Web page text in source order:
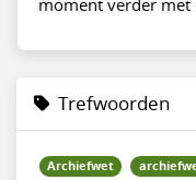
moment verder met
Trefwoorden
Archiefwet